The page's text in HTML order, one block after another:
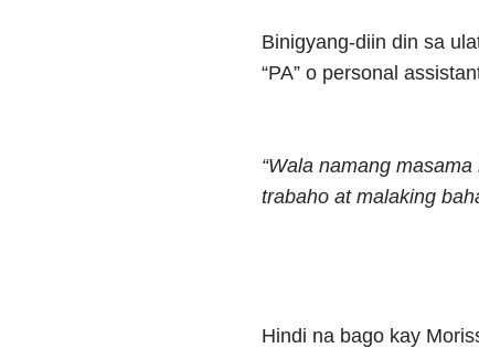
Binigyang-diin din sa
“PA” o personal
“Wala namang
trabaho at malaking
Hindi na bago kay